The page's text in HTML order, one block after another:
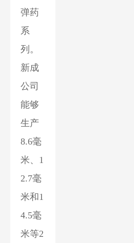
弹药
系
列。
新成
公司
能够
生产
8.6毫
米、1
2.7毫
米和1
4.5毫
米等2